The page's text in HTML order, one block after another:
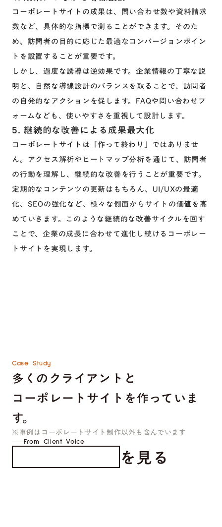
コーポレートサイトの成果は、問い合わせ数や資料請求
数など、具体的な指標で測ることができます。そのた
め、訪問者の目的に応じた最適なコンバージョンポイン
トを設置することが重要です。
しかし、過度な誘導は逆効果です。企業情報の丁寧な説
明と、自然な導線設計のバランスを取ることで、訪問者
の自発的なアクションを促します。FAQや問い合わせフ
ォームなども、使いやすさを重視して設計します。
5. 継続的な改善による成果最大化
コーポレートサイトは「作って終わり」ではありませ
ん。アクセス解析やヒートマップ分析を通じて、訪問者
の行動を理解し、継続的な改善を行うことが重要です。
定期的なコンテンツの更新はもちろん、UI/UXの最適
化、SEOの強化など、様々な側面からサイトの価値を高
めていきます。このような継続的な改善サイクルを回す
ことで、企業の成長に合わせて進化し続けるコーポレー
トサイトを実現します。
Case Study
多くのクライアントと
コーポレートサイトを作っていま
す。
※事例はコーポレートサイト制作以外も含んでいます
From Client Voice を見る